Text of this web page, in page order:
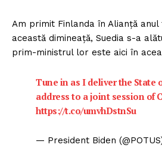
Am primit Finlanda în Alianță
această dimineață, Suedia s-a
prim-ministrul lor este aici în
Tune in as I deliver the State
address to a joint session of
https://t.co/umvhDstnSu
— President Biden